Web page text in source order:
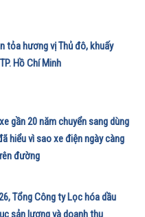
tỏa hương vị Thủ đô, khuấy
Hồ Chí Minh
gần 20 năm chuyển sang dùng
hiểu vì sao xe điện ngày càng
đường
Tổng Công ty Lọc hóa dầu
sản lượng và doanh thu